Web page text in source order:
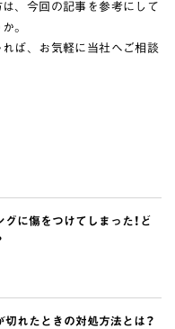
、今回の記事を参考にして
。
ば、お気軽に当社へご相談
に傷をつけてしまった！ど
切れたときの対処方法とは？